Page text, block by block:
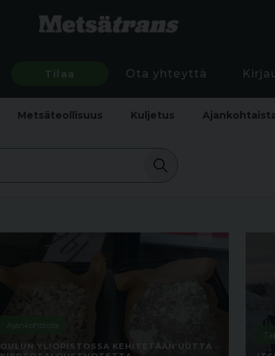
Tilaa Ota yhteyttä
Metsäteollisuus Kuljetus
Ajankohtaista
OULUN YLIOPISTOSSA KEHITETÄÄN UUTTA